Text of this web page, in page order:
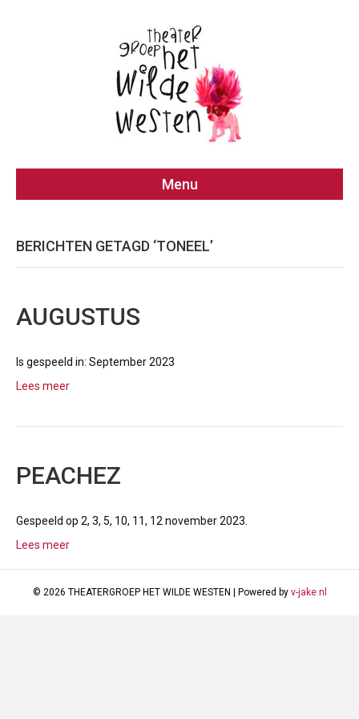
Menu
BERICHTEN GETAGD ‘TONEEL’
AUGUSTUS
Is gespeeld in: September 2023
Lees meer
PEACHEZ
Gespeeld op 2, 3, 5, 10, 11, 12 november 2023.
Lees meer
© 2026 THEATERGROEP HET WILDE WESTEN Powered by v-jake.nl